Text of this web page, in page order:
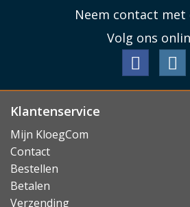
Neem contact met
Volg ons
Klantenservice
Mijn KloegCom
Contact
Bestellen
Betalen
Verzending